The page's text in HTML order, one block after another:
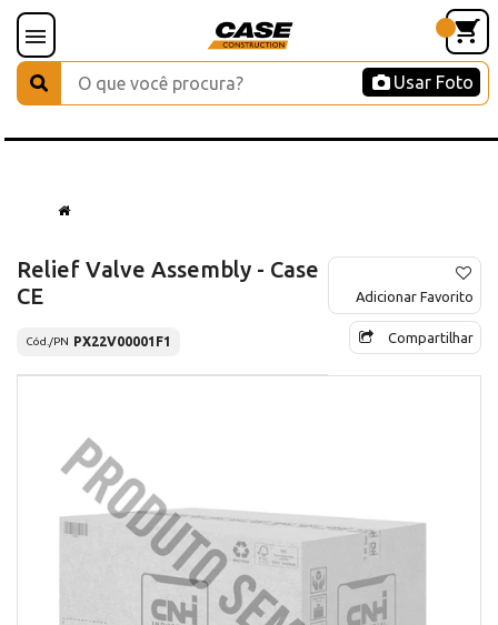
Usar Foto
Relief Valve Assembly - Case
CE
Cód./PN PX22V00001F1
Adicionar Favorito
Compartilhar